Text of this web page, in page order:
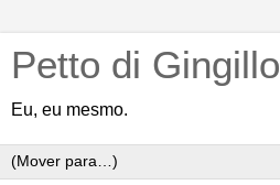
Petto di Gingillo
Eu, eu mesmo.